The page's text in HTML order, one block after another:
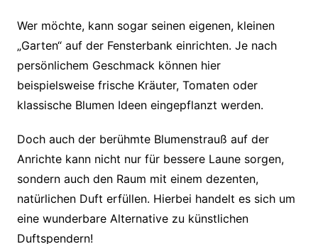
Wer möchte, kann sogar seinen eigenen, kleinen
„Garten“ auf der Fensterbank einrichten. Je nach
persönlichem Geschmack können hier
beispielsweise frische Kräuter, Tomaten oder
klassische Blumen Ideen eingepflanzt werden.
Doch auch der berühmte Blumenstrauß auf der
Anrichte kann nicht nur für bessere Laune sorgen,
sondern auch den Raum mit einem dezenten,
natürlichen Duft erfüllen. Hierbei handelt es sich um
eine wunderbare Alternative zu künstlichen
Duftspendern!